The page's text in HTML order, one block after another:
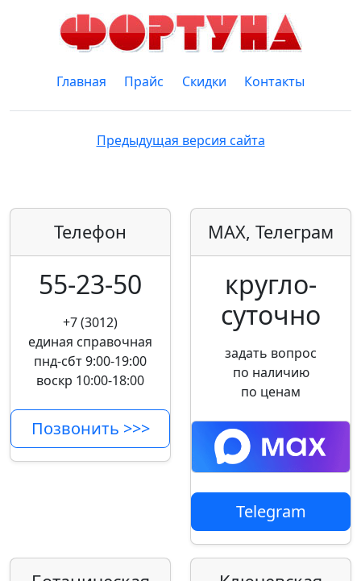
Главная Прайс Скидки Контакты
Предыдущая версия сайта
Телефон
55-23-50
+7 (3012)
единая справочная
пнд-сбт 9:00-19:00
воскр 10:00-18:00
Позвонить >>>
MAX, Телеграм
кругло­
суточно
задать вопрос
по наличию
по ценам
Telegram